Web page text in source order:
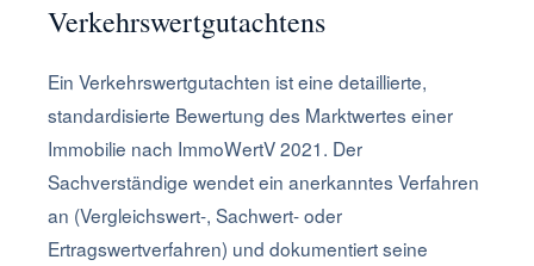
Verkehrswertgutachtens
Ein Verkehrswertgutachten ist eine detaillierte,
standardisierte Bewertung des Marktwertes einer
Immobilie nach ImmoWertV 2021. Der
Sachverständige wendet ein anerkanntes Verfahren
an (Vergleichswert-, Sachwert- oder
Ertragswertverfahren) und dokumentiert seine